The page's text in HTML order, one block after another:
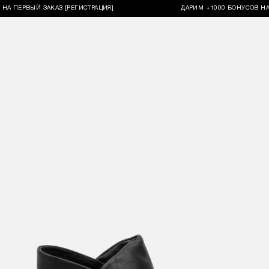
ЗАКАЗ [РЕГИСТРАЦИЯ] ДАРИМ +1000 БОНУСОВ НА